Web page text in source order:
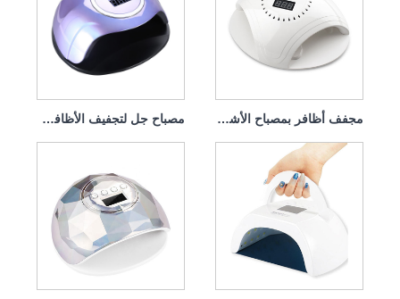
مصباح جل لتجفيف الأظافر من جرين لايف، 120 وات مجفف أظافر بمصباح الأشعة فوق البنفسجية مع شاحن 86 واط